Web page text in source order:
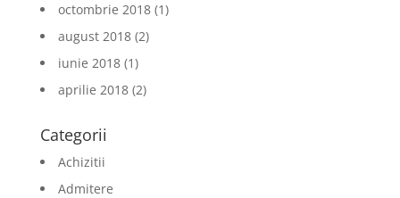
octombrie 2018(1)
august 2018(2)
iunie 2018(1)
aprilie 2018(2)
Categorii
Achizitii
Admitere